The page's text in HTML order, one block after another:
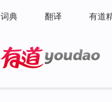
词典 翻译 有道